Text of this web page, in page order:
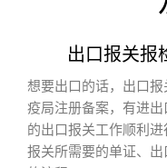
出口报关报
想要出口的话，出口
疫局注册备案，有进
的出口报关工作顺利
报关所需要的单证、